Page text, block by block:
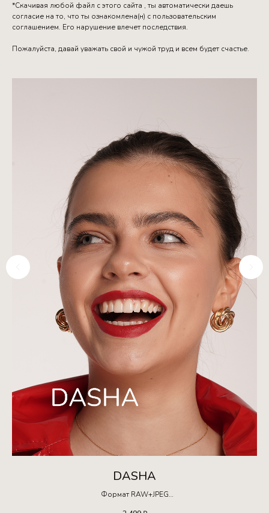
*Скачивая любой файл с этого сайта , ты автоматически даешь
согласие на то, что ты ознакомлена(н) с пользовательским
соглашением. Его нарушение влечет последствия.
Пожалуйста, давай уважать свой и чужой труд и всем будет счастье.
DASHA
Формат RAW+JPEG